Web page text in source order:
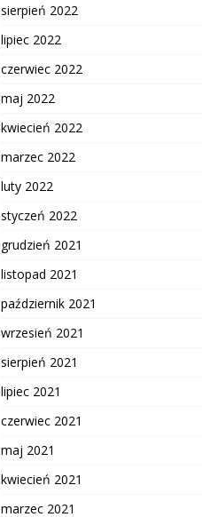
sierpień 2022
lipiec 2022
czerwiec 2022
maj 2022
kwiecień 2022
marzec 2022
luty 2022
styczeń 2022
grudzień 2021
listopad 2021
październik 2021
wrzesień 2021
sierpień 2021
lipiec 2021
czerwiec 2021
maj 2021
kwiecień 2021
marzec 2021